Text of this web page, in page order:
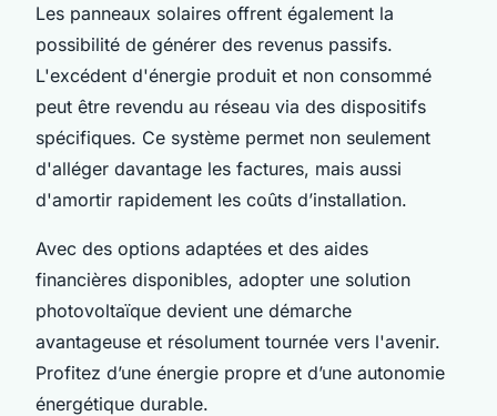
Les panneaux solaires offrent également la
possibilité de générer des revenus passifs.
L'excédent d'énergie produit et non consommé
peut être revendu au réseau via des dispositifs
spécifiques. Ce système permet non seulement
d'alléger davantage les factures, mais aussi
d'amortir rapidement les coûts d’installation.
Avec des options adaptées et des aides
financières disponibles, adopter une solution
photovoltaïque devient une démarche
avantageuse et résolument tournée vers l'avenir.
Profitez d’une énergie propre et d’une autonomie
énergétique durable.